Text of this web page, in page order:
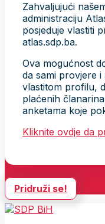
Zahvaljujući
administraciju
posjeduje vlastiti
atlas.sdp.ba.
Ova mogućnost
da sami provjere
vlastitom profilu,
plaćenih
anketama koje
Kliknite ovdje da
Pridruži se!